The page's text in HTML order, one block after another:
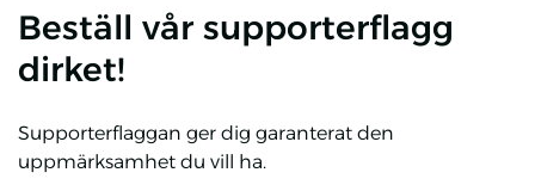
Beställ vår supporterflagg
dirket!
Supporterflaggan ger dig garanterat den
uppmärksamhet du vill ha.